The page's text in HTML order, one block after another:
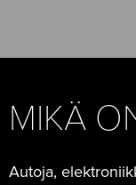
MIKÄ
Autoja,